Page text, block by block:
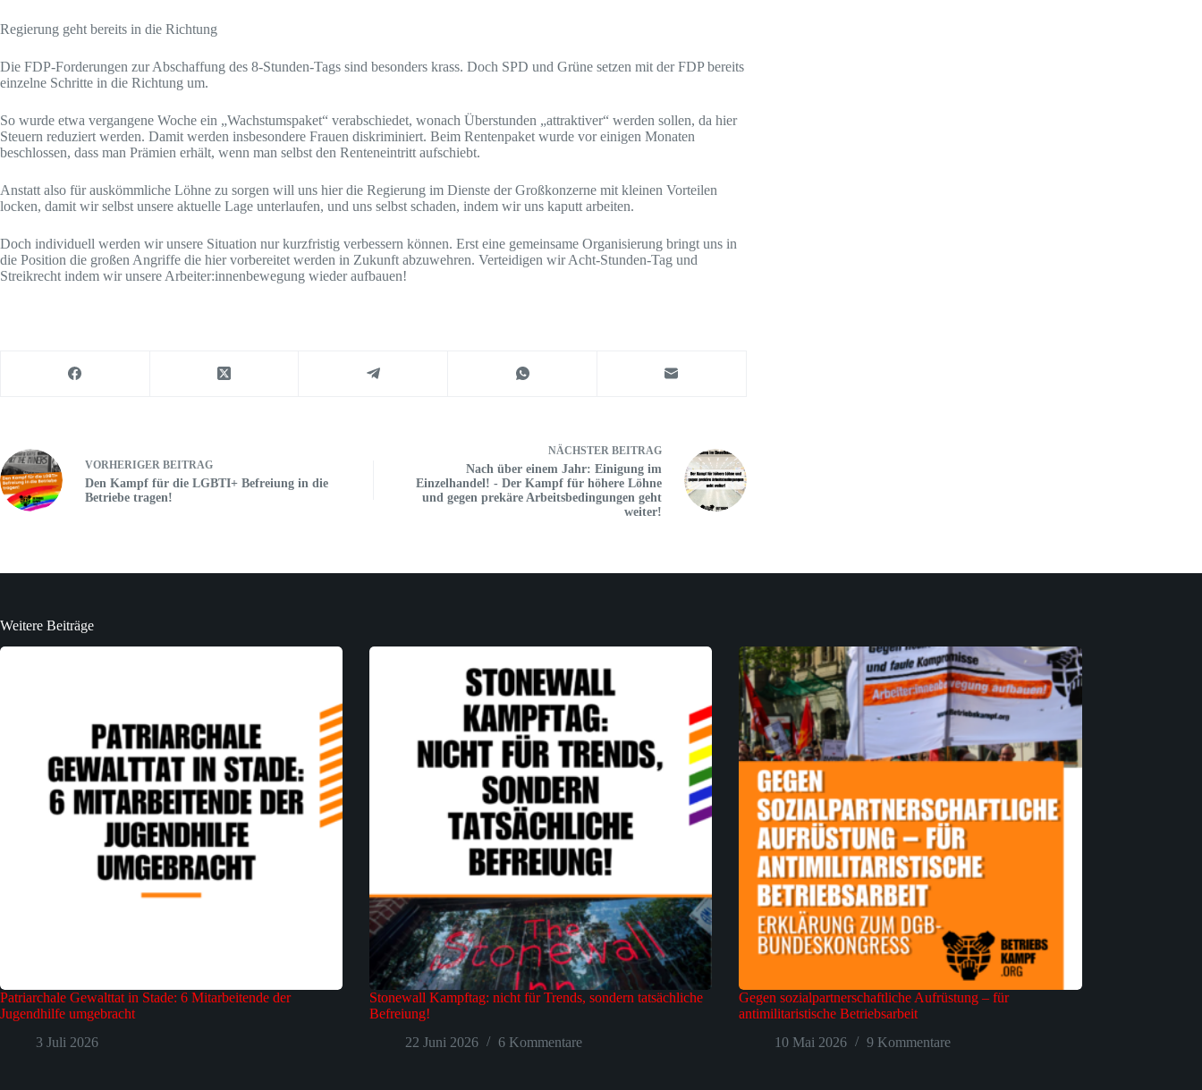
Regierung geht bereits in die Richtung
Die FDP-Forderungen zur Abschaffung des 8-Stunden-Tags sind besonders krass. Doch SPD und Grüne setzen mit der FDP bereits
einzelne Schritte in die Richtung um.
So wurde etwa vergangene Woche ein „Wachstumspaket“ verabschiedet, wonach Überstunden „attraktiver“ werden sollen, da hier
Steuern reduziert werden. Damit werden insbesondere Frauen diskriminiert. Beim Rentenpaket wurde vor einigen Monaten
beschlossen, dass man Prämien erhält, wenn man selbst den Renteneintritt aufschiebt.
Anstatt also für auskömmliche Löhne zu sorgen will uns hier die Regierung im Dienste der Großkonzerne mit kleinen Vorteilen
locken, damit wir selbst unsere aktuelle Lage unterlaufen, und uns selbst schaden, indem wir uns kaputt arbeiten.
Doch individuell werden wir unsere Situation nur kurzfristig verbessern können. Erst eine gemeinsame Organisierung bringt uns in
die Position die großen Angriffe die hier vorbereitet werden in Zukunft abzuwehren. Verteidigen wir Acht-Stunden-Tag und
Streikrecht indem wir unsere Arbeiter:innenbewegung wieder aufbauen!
VORHERIGER BEITRAG
Den Kampf für die LGBTI+ Befreiung in die
Betriebe tragen!
NÄCHSTER BEITRAG
Nach über einem Jahr: Einigung im
Einzelhandel! - Der Kampf für höhere Löhne
und gegen prekäre Arbeitsbedingungen geht
weiter!
Weitere Beiträge
Patriarchale Gewalttat in Stade: 6 Mitarbeitende der
Jugendhilfe umgebracht
3 Juli 2026
Stonewall Kampftag: nicht für Trends, sondern tatsächliche
Befreiung!
22 Juni 2026
6 Kommentare
Gegen sozialpartnerschaftliche Aufrüstung – für
antimilitaristische Betriebsarbeit
10 Mai 2026
9 Kommentare